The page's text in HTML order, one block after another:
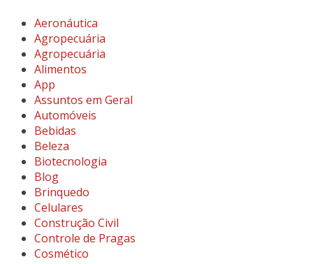
Aeronáutica
Agropecuária
Agropecuária
Alimentos
App
Assuntos em Geral
Automóveis
Bebidas
Beleza
Biotecnologia
Blog
Brinquedo
Celulares
Construção Civil
Controle de Pragas
Cosmético